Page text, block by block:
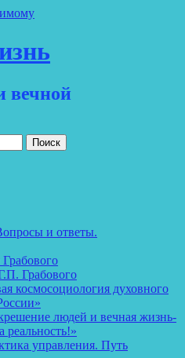
вечной
и ответы.
Грабового
космосоциология духовного
людей и вечная жизнь-
управления. Путь